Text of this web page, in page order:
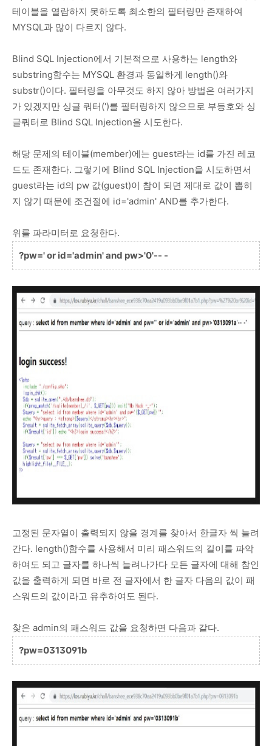
테이블을 열람하지 못하도록 최소한의 필터링만 존재하여
MYSQL과 많이 다르지 않다.
Blind SQL Injection에서 기본적으로 사용하는 length와
substring함수는 MYSQL 환경과 동일하게 length()와
substr()이다. 필터링을 아무것도 하지 않아 방법은 여러가지
가 있겠지만 싱글 쿼터(')를 필터링하지 않으므로 부등호와 싱
글쿼터로 Blind SQL Injection을 시도한다.
해당 문제의 테이블(member)에는 guest라는 id를 가진 레코
드도 존재한다. 그렇기에 Blind SQL Injection을 시도하면서
guest라는 id의 pw 값(guest)이 참이 되면 제대로 값이 뽑히
지 않기 때문에 조건절에 id='admin' AND를 추가한다.
위를 파라미터로 요청한다.
?pw=' or id='admin' and pw>'0'-- -
고정된 문자열이 출력되지 않을 경계를 찾아서 한글자 씩 늘려
간다. length()함수를 사용해서 미리 패스워드의 길이를 파악
하여도 되고 글자를 하나씩 늘려나가다 모든 글자에 대해 참인
값을 출력하게 되면 바로 전 글자에서 한 글자 다음의 값이 패
스워드의 값이라고 유추하여도 된다.
찾은 admin의 패스워드 값을 요청하면 다음과 같다.
?pw=0313091b